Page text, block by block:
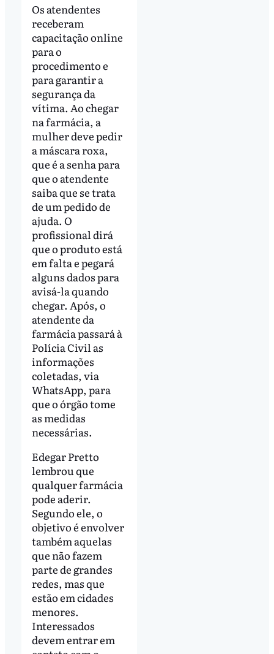
Os atendentes
receberam
capacitação online
para o
procedimento e
para garantir a
segurança da
vítima. Ao chegar
na farmácia, a
mulher deve pedir
a máscara roxa,
que é a senha para
que o atendente
saiba que se trata
de um pedido de
ajuda. O
profissional dirá
que o produto está
em falta e pegará
alguns dados para
avisá-la quando
chegar. Após, o
atendente da
farmácia passará à
Polícia Civil as
informações
coletadas, via
WhatsApp, para
que o órgão tome
as medidas
necessárias.
Edegar Pretto
lembrou que
qualquer farmácia
pode aderir.
Segundo ele, o
objetivo é envolver
também aquelas
que não fazem
parte de grandes
redes, mas que
estão em cidades
menores.
Interessados
devem entrar em